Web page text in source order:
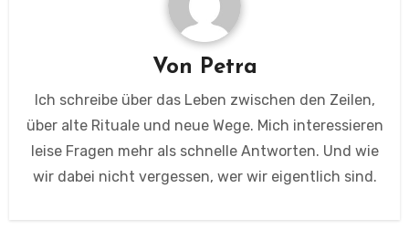
Von Petra
Ich schreibe über das Leben zwischen den Zeilen,
über alte Rituale und neue Wege. Mich interessieren
leise Fragen mehr als schnelle Antworten. Und wie
wir dabei nicht vergessen, wer wir eigentlich sind.